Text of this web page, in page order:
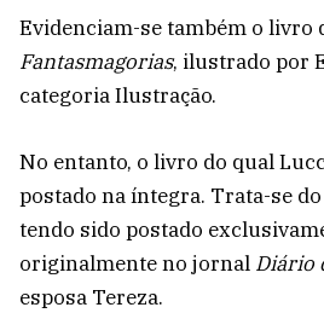
Evidenciam-se também o livro
Fantasmagorias, ilustrado por
categoria Ilustração.
No entanto, o livro do qual
postado na íntegra. Trata-se
tendo sido postado
originalmente no jornal Diário
esposa Tereza.